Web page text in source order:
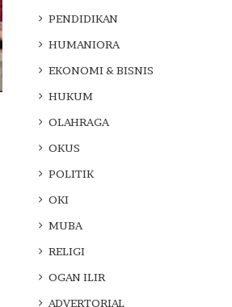
PENDIDIKAN
HUMANIORA
EKONOMI & BISNIS
HUKUM
OLAHRAGA
OKUS
POLITIK
OKI
MUBA
RELIGI
OGAN ILIR
ADVERTORIAL